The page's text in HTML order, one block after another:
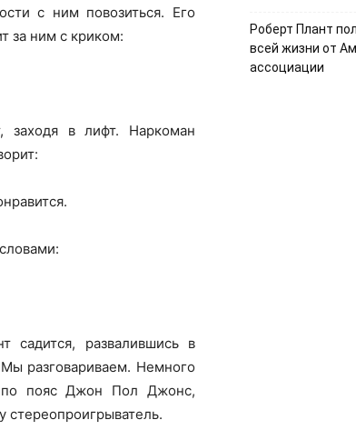
с ним повозиться. Его
за ним с криком:
в лифт. Наркоман
садится, развалившись в
разговариваем. Немного
по пояс Джон Пол Джонс,
стереопроигрыватель.
Роберт Плант
всей жизни от
ассоциации